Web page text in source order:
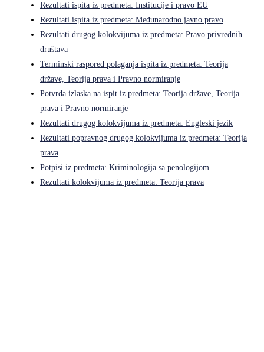
Rezultati ispita iz predmeta: Institucije i pravo EU
Rezultati ispita iz predmeta: Međunarodno javno pravo
Rezultati drugog kolokvijuma iz predmeta: Pravo privrednih
društava
Terminski raspored polaganja ispita iz predmeta: Teorija
države, Teorija prava i Pravno normiranje
Potvrda izlaska na ispit iz predmeta: Teorija države, Teorija
prava i Pravno normiranje
Rezultati drugog kolokvijuma iz predmeta: Engleski jezik
Rezultati popravnog drugog kolokvijuma iz predmeta: Teorija
prava
Potpisi iz predmeta: Kriminologija sa penologijom
Rezultati kolokvijuma iz predmeta: Teorija prava